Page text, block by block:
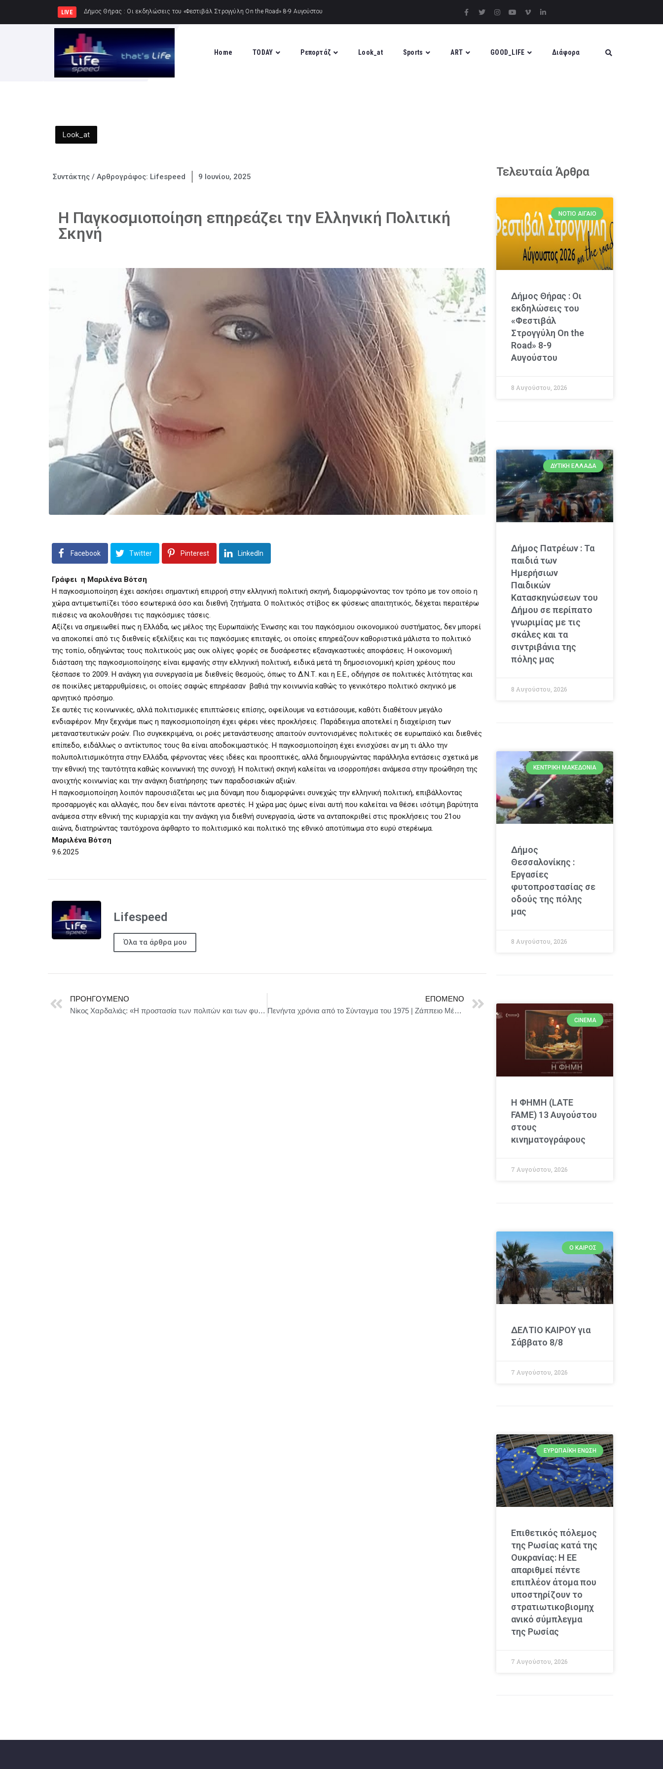
LIVE Δήμος Πατρέων : Τα παιδιά
Home TODAY Ρεπορτάζ Look_at Sports ART GOOD_LIFE Διάφορα
Look_at
Συντάκτης / Αρθρογράφος: Lifespeed 9 Ιουνίου, 2025
Η Παγκοσμιοποίηση επηρεάζει την Ελληνική Πολιτική
Σκηνή
Facebook Twitter Pinterest LinkedIn
Γράφει η Μαριλένα Βότση
Η παγκοσμιοποίηση έχει ασκήσει σημαντική επιρροή στην ελληνική πολιτική σκηνή, διαμορφώνοντας τον τρόπο με τον οποίο η
χώρα αντιμετωπίζει τόσο εσωτερικά όσο και διεθνή ζητήματα. Ο πολιτικός στίβος εκ φύσεως απαιτητικός, δέχεται περαιτέρω
πιέσεις να ακολουθήσει τις παγκόσμιες τάσεις.
Αξίζει να σημειωθεί πως η Ελλάδα, ως μέλος της Ευρωπαϊκής Ένωσης και του παγκόσμιου οικονομικού συστήματος, δεν μπορεί
να αποκοπεί από τις διεθνείς εξελίξεις και τις παγκόσμιες επιταγές, οι οποίες επηρεάζουν καθοριστικά μάλιστα το πολιτικό
της τοπίο, οδηγώντας τους πολιτικούς μας ουκ ολίγες φορές σε δυσάρεστες εξαναγκαστικές αποφάσεις. Η οικονομική
διάσταση της παγκοσμιοποίησης είναι εμφανής στην ελληνική πολιτική, ειδικά μετά τη δημοσιονομική κρίση χρέους που
ξέσπασε το 2009. Η ανάγκη για συνεργασία με διεθνείς θεσμούς, όπως το Δ.Ν.Τ. και η Ε.Ε., οδήγησε σε πολιτικές λιτότητας και
σε ποικίλες μεταρρυθμίσεις, οι οποίες σαφώς επηρέασαν βαθιά την κοινωνία καθώς το γενικότερο πολιτικό σκηνικό με
αρνητικό πρόσημο.
Σε αυτές τις κοινωνικές, αλλά πολιτισμικές επιπτώσεις επίσης, οφείλουμε να εστιάσουμε, καθότι διαθέτουν μεγάλο
ενδιαφέρον. Μην ξεχνάμε πως η παγκοσμιοποίηση έχει φέρει νέες προκλήσεις. Παράδειγμα αποτελεί η διαχείριση των
μεταναστευτικών ροών. Πιο συγκεκριμένα, οι ροές μετανάστευσης απαιτούν συντονισμένες πολιτικές σε ευρωπαϊκό και διεθνές
επίπεδο, ειδάλλως ο αντίκτυπος τους θα είναι αποδοκιμαστικός. Η παγκοσμιοποίηση έχει ενισχύσει αν μη τι άλλο την
πολυπολιτισμικότητα στην Ελλάδα, φέρνοντας νέες ιδέες και προοπτικές, αλλά δημιουργώντας παράλληλα εντάσεις σχετικά με
την εθνική της ταυτότητα καθώς κοινωνική της συνοχή. Η πολιτική σκηνή καλείται να ισορροπήσει ανάμεσα στην προώθηση της
ανοιχτής κοινωνίας και την ανάγκη διατήρησης των παραδοσιακών αξιών.
Η παγκοσμιοποίηση λοιπόν παρουσιάζεται ως μια δύναμη που διαμορφώνει συνεχώς την ελληνική πολιτική, επιβάλλοντας
προσαρμογές και αλλαγές, που δεν είναι πάντοτε αρεστές. Η χώρα μας όμως είναι αυτή που καλείται να θέσει ισότιμη βαρύτητα
ανάμεσα στην εθνική της κυριαρχία και την ανάγκη για διεθνή συνεργασία, ώστε να ανταποκριθεί στις προκλήσεις του 21ου
αιώνα, διατηρώντας ταυτόχρονα άφθαρτο το πολιτισμικό και πολιτικό της εθνικό αποτύπωμα στο ευρύ στερέωμα.
Μαριλένα Βότση
9.6.2025
Lifespeed
Όλα τα άρθρα μου
ΠΡΟΗΓΟΎΜΕΝΟ
Νίκος Χαρδαλιάς: «Η προστασία των πολιτών και των φυσικών πόρων της Αττικής αποτελεί για εμάς αδιαπραγμάτευτη προτεραιότητα»
ΕΠΌΜΕΝΟ
Πενήντα χρόνια από το Σύνταγμα του 1975 | Ζάππειο Μέγαρο | Κύκλος Ιδεών
Τελευταία Άρθρα
ΝΌΤΙΟ ΑΙΓΑΊΟ
Δήμος Θήρας : Οι
εκδηλώσεις του
«Φεστιβάλ
Στρογγύλη On the
Road» 8-9
Αυγούστου
8 Αυγούστου, 2026
ΔΥΤΙΚΉ ΕΛΛΆΔΑ
Δήμος Πατρέων : Τα
παιδιά των
Ημερήσιων
Παιδικών
Κατασκηνώσεων του
Δήμου σε περίπατο
γνωριμίας με τις
σκάλες και τα
σιντριβάνια της
πόλης μας
8 Αυγούστου, 2026
ΚΕΝΤΡΙΚΉ ΜΑΚΕΔΟΝΊΑ
Δήμος
Θεσσαλονίκης :
Εργασίες
φυτοπροστασίας σε
οδούς της πόλης
μας
8 Αυγούστου, 2026
CINEMA
Η ΦΗΜΗ (LATE
FAME) 13 Αυγούστου
στους
κινηματογράφους
7 Αυγούστου, 2026
Ο ΚΑΙΡΌΣ
ΔΕΛΤΙΟ ΚΑΙΡΟΥ για
Σάββατο 8/8
7 Αυγούστου, 2026
ΕΥΡΩΠΑΪΚΉ ΈΝΩΣΗ
Επιθετικός πόλεμος
της Ρωσίας κατά της
Ουκρανίας: Η ΕΕ
απαριθμεί πέντε
επιπλέον άτομα που
υποστηρίζουν το
στρατιωτικοβιομηχ
ανικό σύμπλεγμα
της Ρωσίας
7 Αυγούστου, 2026